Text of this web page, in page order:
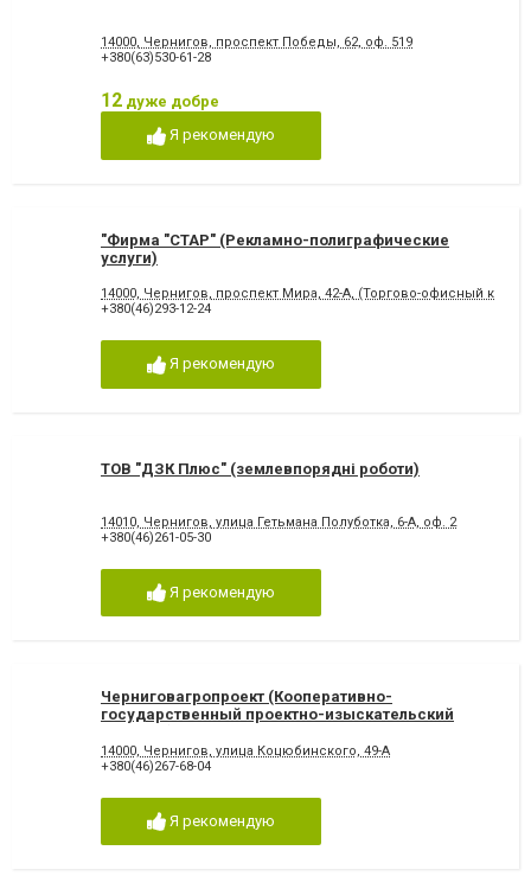
14000, Чернигов, проспект Победы, 62, оф. 519
+380(63)530-61-28
12 дуже добре
Я рекомендую
"Фирма "СТАР" (Рекламно-полиграфические
услуги)
14000, Чернигов, проспект Мира, 42-А, (Торгово-офисный
+380(46)293-12-24
Я рекомендую
ТОВ "ДЗК Плюс" (землевпорядні роботи)
14010, Чернигов, улица Гетьмана Полуботка, 6-А, оф. 2
+380(46)261-05-30
Я рекомендую
Черниговагропроект (Кооперативно-
государственный проектно-изыскательский
14000, Чернигов, улица Коцюбинского, 49-А
+380(46)267-68-04
Я рекомендую